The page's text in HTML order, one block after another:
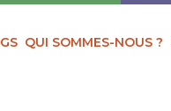
QUI SOMMES-NOUS ?